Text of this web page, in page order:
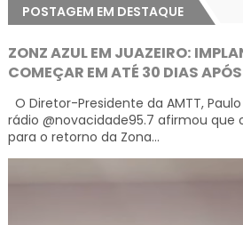
POSTAGEM EM DESTAQUE
ZONZ AZUL EM JUAZEIRO:
COMEÇAR EM ATÉ 30 DIAS
O Diretor-Presidente da AMTT,
rádio @novacidade95.7 afirmou que
para o retorno da Zona...